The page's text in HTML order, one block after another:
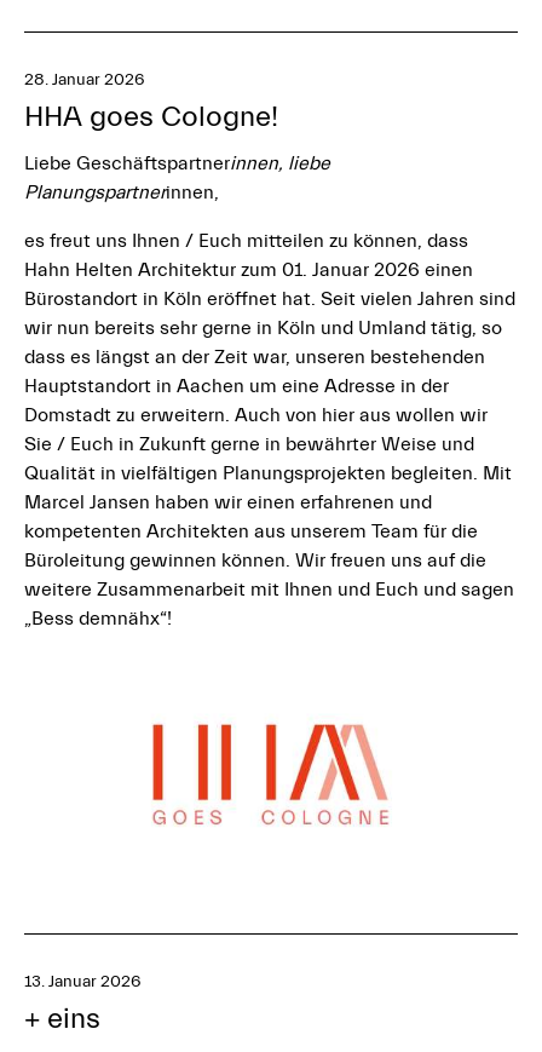
28. Januar 2026
HHA goes Cologne!
Liebe Geschäftspartnerinnen, liebe
Planungspartnerinnen,
es freut uns Ihnen / Euch mitteilen zu können, dass
Hahn Helten Architektur zum 01. Januar 2026 einen
Bürostandort in Köln eröffnet hat. Seit vielen Jahren sind
wir nun bereits sehr gerne in Köln und Umland tätig, so
dass es längst an der Zeit war, unseren bestehenden
Hauptstandort in Aachen um eine Adresse in der
Domstadt zu erweitern. Auch von hier aus wollen wir
Sie / Euch in Zukunft gerne in bewährter Weise und
Qualität in vielfältigen Planungsprojekten begleiten. Mit
Marcel Jansen haben wir einen erfahrenen und
kompetenten Architekten aus unserem Team für die
Büroleitung gewinnen können. Wir freuen uns auf die
weitere Zusammenarbeit mit Ihnen und Euch und sagen
„Bess demnähx“!
13. Januar 2026
+ eins